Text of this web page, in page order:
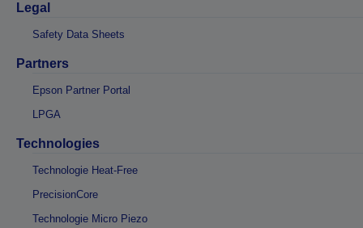
Legal
Safety Data Sheets
Partners
Epson Partner Portal
LPGA
Technologies
Technologie Heat-Free
PrecisionCore
Technologie Micro Piezo